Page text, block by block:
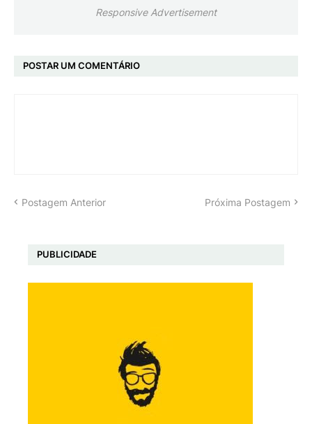
Responsive Advertisement
POSTAR UM COMENTÁRIO
Postagem Anterior Próxima Postagem
PUBLICIDADE